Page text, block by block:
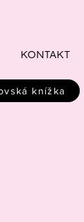
KONTAKT
knížka